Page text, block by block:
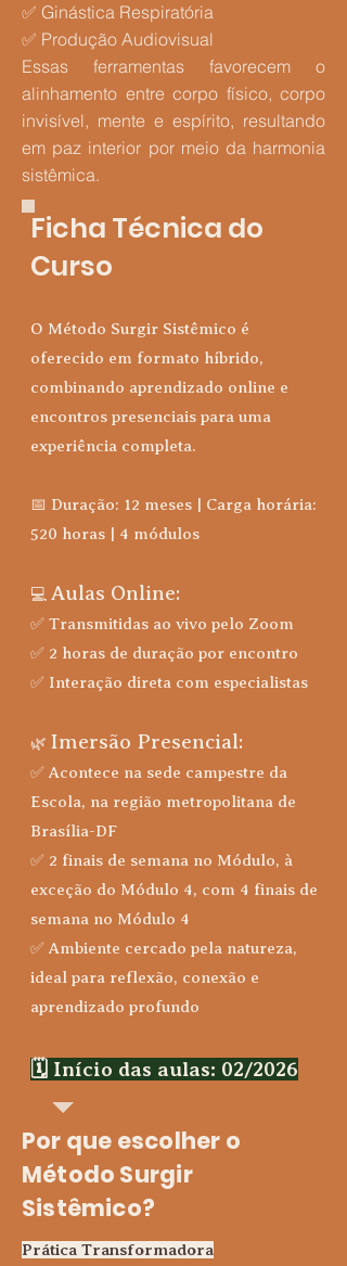
✅ Ginástica Respiratória
✅ Produção Audiovisual
Essas ferramentas favorecem o
alinhamento entre corpo físico, corpo
invisível, mente e espírito, resultando
em paz interior por meio da harmonia
sistêmica.
Ficha Técnica do
Curso
O Método Surgir Sistêmico é
oferecido em formato híbrido,
combinando aprendizado online e
encontros presenciais para uma
experiência completa.
📅 Duração: 12 meses | Carga horária:
520 horas | 4 módulos
💻 Aulas Online:
✅ Transmitidas ao vivo pelo Zoom
✅ 2 horas de duração por encontro
✅ Interação direta com especialistas
🌿 Imersão Presencial:
✅ Acontece na sede campestre da
Escola, na região metropolitana de
Brasília-DF
✅ 2 finais de semana no Módulo, à
exceção do Módulo 4, com 4 finais de
semana no Módulo 4
✅ Ambiente cercado pela natureza,
ideal para reflexão, conexão e
aprendizado profundo
🗓 Início das aulas: 02/2026
Por que escolher o
Método Surgir
Sistêmico?
Prática Transformadora